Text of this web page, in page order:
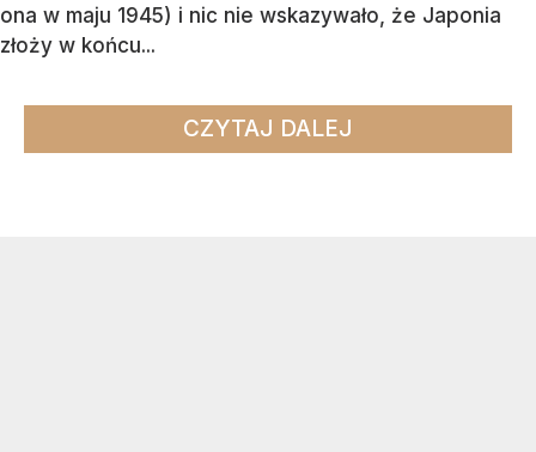
ona w maju 1945) i nic nie wskazywało, że Japonia
złoży w końcu...
CZYTAJ DALEJ